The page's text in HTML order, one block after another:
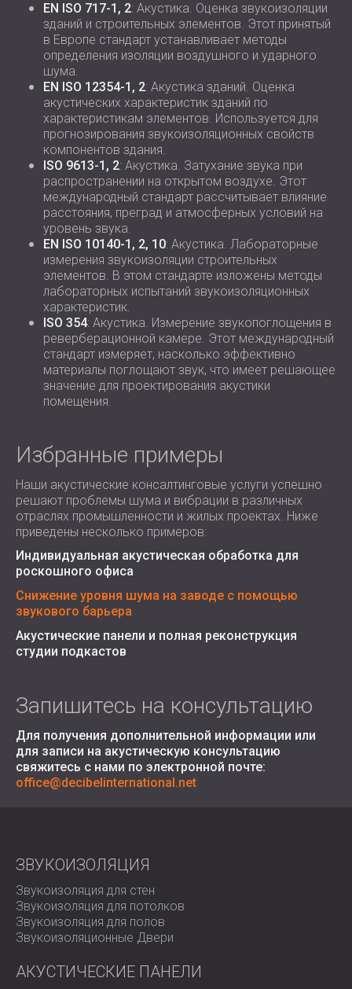
EN ISO 717-1, 2: Акустика. Оценка звукоизоляции
зданий и строительных элементов. Этот принятый
в Европе стандарт устанавливает методы
определения изоляции воздушного и ударного
шума.
EN ISO 12354-1, 2: Акустика зданий. Оценка
акустических характеристик зданий по
характеристикам элементов. Используется для
прогнозирования звукоизоляционных свойств
компонентов здания.
ISO 9613-1, 2: Акустика. Затухание звука при
распространении на открытом воздухе. Этот
международный стандарт рассчитывает влияние
расстояния, преград и атмосферных условий на
уровень звука.
EN ISO 10140-1, 2, 10: Акустика. Лабораторные
измерения звукоизоляции строительных
элементов. В этом стандарте изложены методы
лабораторных испытаний звукоизоляционных
характеристик.
ISO 354: Акустика. Измерение звукопоглощения в
реверберационной камере. Этот международный
стандарт измеряет, насколько эффективно
материалы поглощают звук, что имеет решающее
значение для проектирования акустики
помещения.
Избранные примеры
Наши акустические консалтинговые услуги успешно
решают проблемы шума и вибрации в различных
отраслях промышленности и жилых проектах. Ниже
приведены несколько примеров:
Индивидуальная акустическая обработка для
роскошного офиса
Снижение уровня шума на заводе с помощью
звукового барьера
Акустические панели и полная реконструкция
студии подкастов
Запишитесь на консультацию
Для получения дополнительной информации или
для записи на акустическую консультацию
свяжитесь с нами по электронной почте:
office@decibelinternational.net
ЗВУКОИЗОЛЯЦИЯ
Звукоизоляция для стен
Звукоизоляция для потолков
Звукоизоляция для полов
Звукоизоляционные Двери
АКУСТИЧЕСКИЕ ПАНЕЛИ